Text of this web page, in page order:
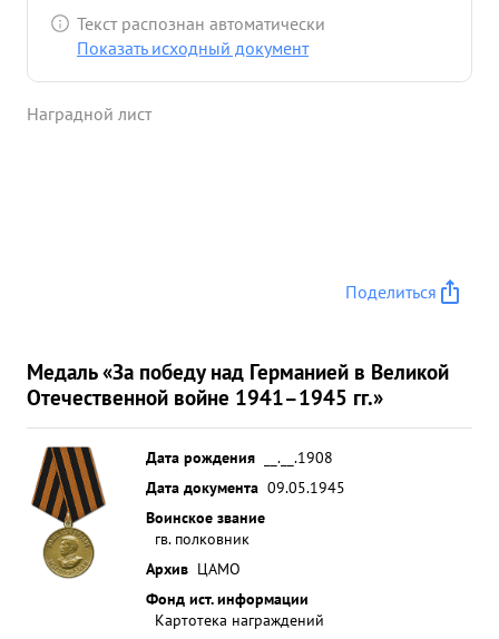
обеспечению наступления Своевременное
получение информации о положении частей и
наступательных операциях. Сам лично выезжая в
Текст распознан автоматически
Показать исходный документ
Наградной лист
Поделиться
Медаль «За победу над Германией в Великой
Отечественной войне 1941–1945 гг.»
Дата рождения
__.__.1908
Дата документа 09.05.1945
Воинское звание
гв. полковник
Архив ЦАМО
Фонд ист. информации
Картотека награждений